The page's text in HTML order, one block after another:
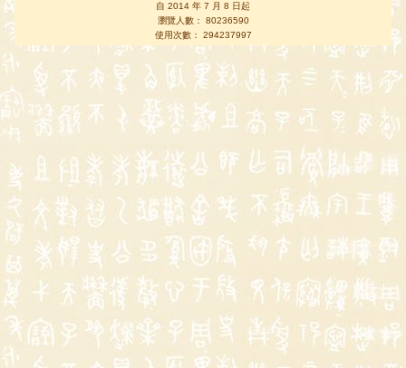
自 2014 年 7 月 8 日起
瀏覽人數： 80236590
使用次數： 294237997